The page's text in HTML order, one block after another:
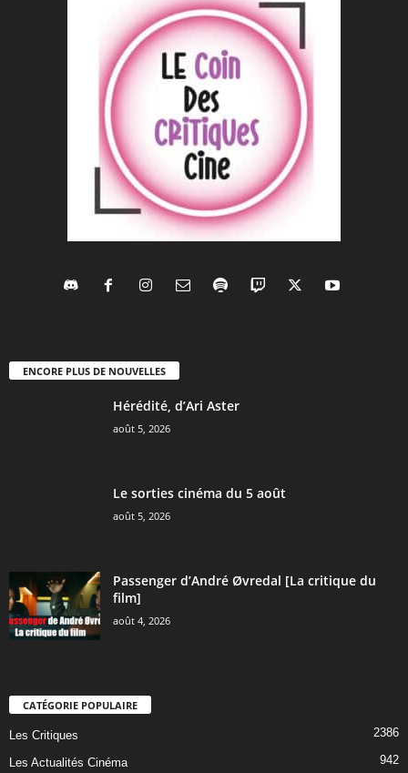
ENCORE PLUS DE NOUVELLES
Hérédité, d’Ari Aster
août 5, 2026
Le sorties cinéma du 5 août
août 5, 2026
Passenger d’André Øvredal [La critique du
film]
août 4, 2026
CATÉGORIE POPULAIRE
Les Critiques 2386
Les Actualités Cinéma 942